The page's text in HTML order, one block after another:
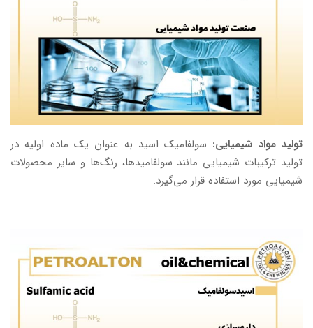
تولید مواد شیمیایی: سولفامیک اسید به عنوان یک ماده اولیه در
تولید ترکیبات شیمیایی مانند سولفامیدها، رنگ‌ها و سایر محصولات
شیمیایی مورد استفاده قرار می‌گیرد.